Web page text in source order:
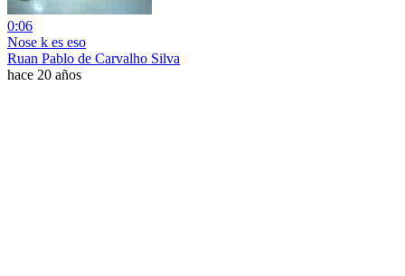
0:06
Nose k es eso
Ruan Pablo de Carvalho Silva
hace 20 años